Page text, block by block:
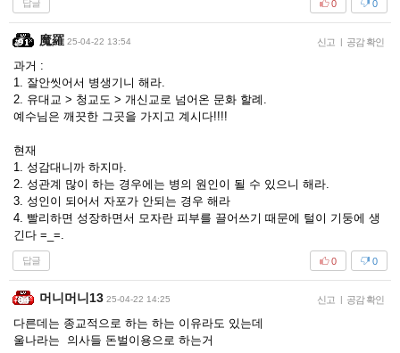
답글 0
0
魔羅 25-04-22 13:54 신고 | 공감 확인
과거 :
1. 잘안씻어서 병생기니 해라.
2. 유대교 > 청교도 > 개신교로 넘어온 문화 할례.
예수님은 깨끗한 그곳을 가지고 계시다!!!!
현재
1. 성감대니까 하지마.
2. 성관계 많이 하는 경우에는 병의 원인이 될 수 있으니 해라.
3. 성인이 되어서 자포가 안되는 경우 해라
4. 빨리하면 성장하면서 모자란 피부를 끌어쓰기 때문에 털이 기둥에 생
긴다 =_=.
답글 0
0
머니머니13 25-04-22 14:25 신고 | 공감 확인
다른데는 종교적으로 하는 하는 이유라도 있는데
울나라는 의사들 돈벌이용으로 하는거